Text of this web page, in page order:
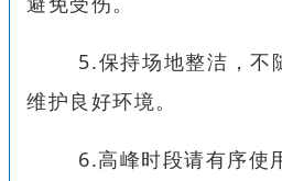
5.保持场地整洁，不
维护良好环境。
6.高峰时段请有序使